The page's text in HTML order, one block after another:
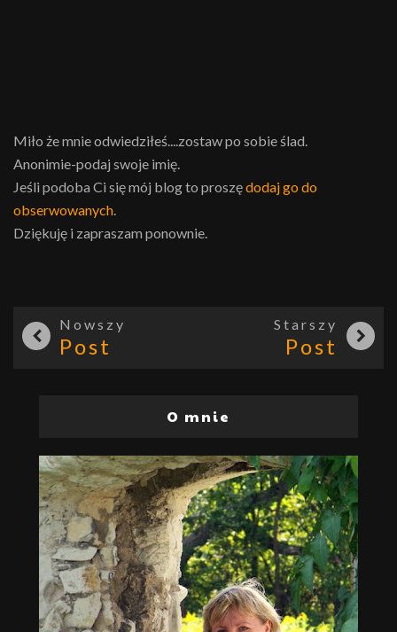
Miło że mnie odwiedziłeś....zostaw po sobie ślad.
Anonimie-podaj swoje imię.
Jeśli podoba Ci się mój blog to proszędodaj go do
obserwowanych
Dziękuję i zapraszam ponownie.
Nowszy
Post
Starszy
Post
O mnie